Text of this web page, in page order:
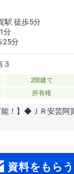
駅 徒歩5分
分
25分
３
2階建て
所有権
！】◆ＪＲ安芸阿
資料をもら